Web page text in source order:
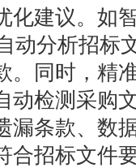
化建议。如
动分析招标
。同时，精
动检测采购
漏条款、数
合招标文件